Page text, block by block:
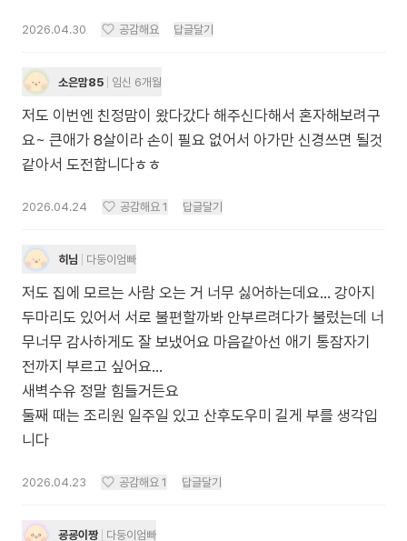
2026.04.30 공감해요 답글달기
소은맘85 임신 6개월
저도 이번엔 친정맘이 왔다갔다 해주신다해서 혼자해보려구
요~ 큰애가 8살이라 손이 필요 없어서 아가만 신경쓰면 될것
같아서 도전합니다ㅎㅎ
2026.04.24 공감해요 1 답글달기
히님 다둥이엄빠
저도 집에 모르는 사람 오는 거 너무 싫어하는데요... 강아지
두마리도 있어서 서로 불편할까봐 안부르려다가 불렀는데 너
무너무 감사하게도 잘 보냈어요 마음같아선 애기 통잠자기
전까지 부르고 싶어요...
새벽수유 정말 힘들거든요
둘째 때는 조리원 일주일 있고 산후도우미 길게 부를 생각입
니다
2026.04.23 공감해요 1 답글달기
굥굥이짱 다둥이엄빠